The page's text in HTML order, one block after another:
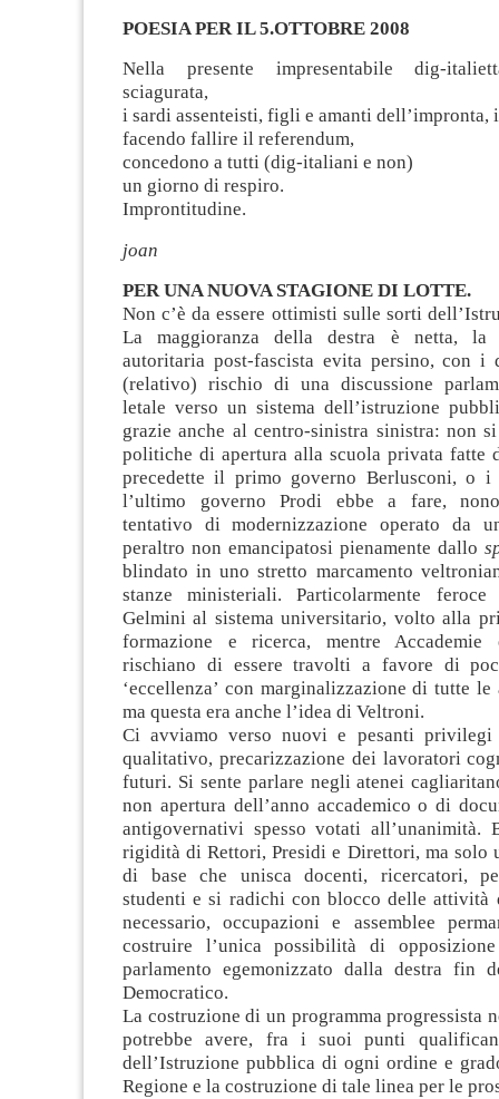
POESIA PER IL 5.OTTOBRE 2008
Nella presente impresentabile dig-
sciagurata,
i sardi assenteisti, figli e amanti dell’impronta,
facendo fallire il referendum,
concedono a tutti (dig-italiani e non)
un giorno di respiro.
Improntitudine.
joan
PER UNA NUOVA STAGIONE DI LOTTE.
Non c’è da essere ottimisti sulle sorti
La maggioranza della destra è netta, la
autoritaria post-fascista evita persino, con i
(relativo) rischio di una discussione
letale verso un sistema dell’istruzione
grazie anche al centro-sinistra sinistra: non
politiche di apertura alla scuola privata fatte
precedette il primo governo Berlusconi, o
l’ultimo governo Prodi ebbe a fare,
tentativo di modernizzazione operato da
peraltro non emancipatosi pienamente dallo
blindato in uno stretto marcamento
stanze ministeriali. Particolarmente feroce
Gelmini al sistema universitario, volto alla
formazione e ricerca, mentre Accademie
rischiano di essere travolti a favore di
‘eccellenza’ con marginalizzazione di tutte
ma questa era anche l’idea di Veltroni.
Ci avviamo verso nuovi e pesanti privilegi
qualitativo, precarizzazione dei lavoratori
futuri. Si sente parlare negli atenei
non apertura dell’anno accademico o di
antigovernativi spesso votati all’unanimità.
rigidità di Rettori, Presidi e Direttori, ma solo
di base che unisca docenti, ricercatori,
studenti e si radichi con blocco delle attività
necessario, occupazioni e assemblee
costruire l’unica possibilità di
parlamento egemonizzato dalla destra fin
Democratico.
La costruzione di un programma progressista
potrebbe avere, fra i suoi punti
dell’Istruzione pubblica di ogni ordine e
Regione e la costruzione di tale linea per le